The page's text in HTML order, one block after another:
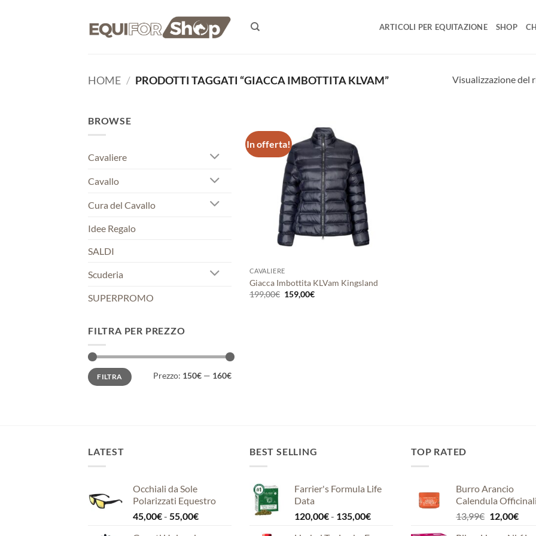
ARTICOLI PER EQUITAZIONE SHOP
HOME / PRODOTTI TAGGATI “GIACCA IMBOTTITA KLVAM” Visualizzazione del
BROWSE
Cavaliere
Cavallo
Cura del Cavallo
Idee Regalo
SALDI
Scuderia
SUPERPROMO
FILTRA PER PREZZO
Prezzo
Min
Prezzo
MaxFILTRA Prezzo: 150€ — 160€
In offerta!
CAVALIERE
Giacca Imbottita KLVam Kingsland
199,00€ Il
prezzo
159,00€Il
LATEST
Occhiali da Sole
Polarizzati Equestro
45,00€- 55,00€Fascia
BEST SELLING
Farrier's Formula Life
Data
120,00€- 135,00€Fascia
TOP RATED
Burro Arancio
Calendula
13,99€ Il
12,00€Il